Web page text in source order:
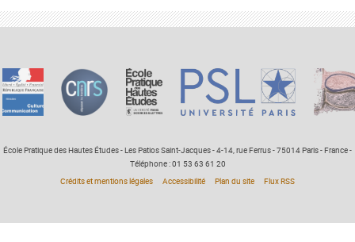
École Pratique des Hautes Études - Les Patios Saint-Jacques - 4-14, rue Ferrus - 75014 Paris - France -
Téléphone : 01 53 63 61 20
Crédits et mentions légales
Accessibilité Plan du site Flux RSS